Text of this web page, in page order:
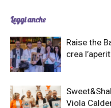
Leggi anche
Raise the
crea
Viola